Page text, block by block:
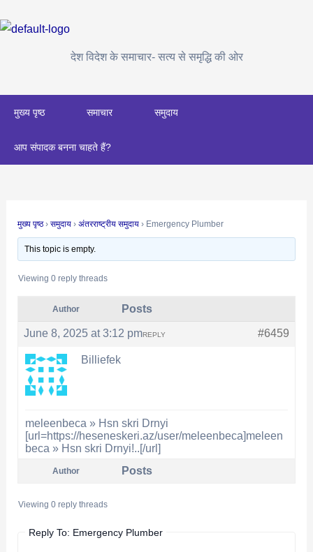
to
देश विदेश के समाचार- सत्य से समृद्धि की ओर
मुख्य पृष्ठ समाचार समुदाय
आप संपादक बनना चाहते हैं?
मुख्य पृष्ठ › समुदाय › अंतरराष्ट्रीय समुदाय › Emergency Plumber
This topic is empty.
Viewing 0 reply threads
Author Posts
June 8, 2025 at 3:12 pm #6459
REPLY
Billiefek
meleenbeca » Hsn skri Drnyi
[url=https://heseneskeri.az/user/meleenbeca]meleen
beca » Hsn skri Drnyi!..[/url]
Author Posts
Viewing 0 reply threads
Reply To: Emergency Plumber
navigation